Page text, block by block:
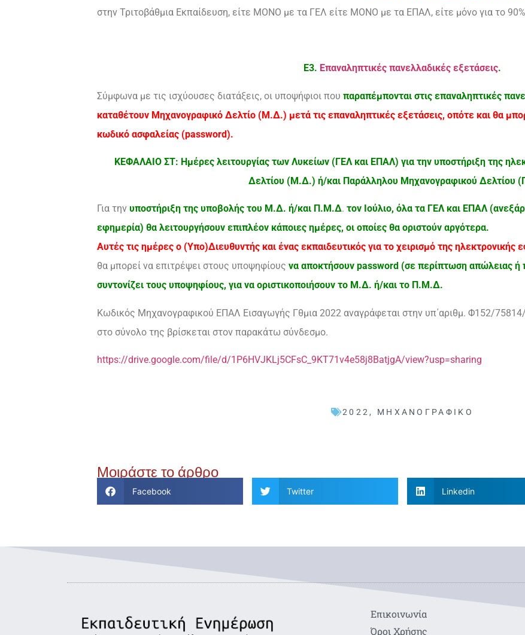
στην Τριτοβάθμια Εκπαίδευση, είτε ΜΟΝΟ με τα ΓΕΛ είτε ΜΟΝΟ με τα ΕΠΑΛ, είτε μόνο για το
Ε3. Επαναληπτικές πανελλαδικές εξετάσεις.
Σύμφωνα με τις ισχύουσες διατάξεις, οι υποψήφιοι που παραπέμπονται στις επαναληπτικές
καταθέτουν Μηχανογραφικό Δελτίο (Μ.Δ.) μετά τις επαναληπτικές εξετάσεις, οπότε και θα
κωδικό ασφαλείας (password).
ΚΕΦΑΛΑΙΟ ΣΤ: Ημέρες λειτουργίας των Λυκείων (ΓΕΛ και ΕΠΑΛ) για την υποστήριξη της
Δελτίου (Μ.Δ.) ή/και Παράλληλου Μηχανογραφικού Δελτίου
Για την υποστήριξη της υποβολής του Μ.Δ. ή/και Π.Μ.Δ. τον Ιούλιο, όλα τα ΓΕΛ και ΕΠΑΛ
εφημερία) θα λειτουργήσουν επιπλέον κάποιες ημέρες, οι οποίες θα οριστούν αργότερα.
Αυτές τις ημέρες ο (Υπο)Διευθυντής και ένας εκπαιδευτικός για το χειρισμό της
θα μπορεί να επιτρέψει στους υποψηφίους να αποκτήσουν password (σε περίπτωση απώλειας ή
συντονίζει τους υποψηφίους, για να οριστικοποιήσουν το Μ.Δ. ή/και το Π.Μ.Δ.
Κωδικός Μηχανογραφικού ΕΠΑΛ Εισαγωγής Γθμια 2022 αναγράφεται στην υπ΄αριθμ. Φ152/
στο σύνολο της βρίσκεται στον παρακάτω σύνδεσμο.
https://drive.google.com/file/d/1P6HVJKLj5CFsC_9KT71v4e58j8BatjgA/view?usp=sharing
2022 , ΜΗΧΑΝΟΓΡΑΦΙΚΌ
Μοιράστε το άρθρο
Facebook Twitter Linkedin
Eπικοινωνία
Όροι Χρήσης